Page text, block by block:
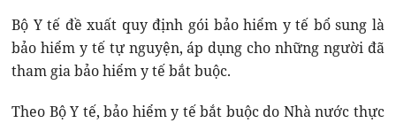
Bộ Y tế đề xuất quy định gói bảo hiểm y tế bổ sung là
bảo hiểm y tế tự nguyện, áp dụng cho những người đã
tham gia bảo hiểm y tế bắt buộc.
Theo Bộ Y tế, bảo hiểm y tế bắt buộc do Nhà nước thực